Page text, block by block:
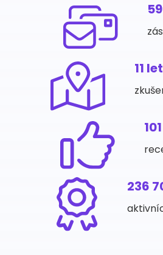
11 let
236